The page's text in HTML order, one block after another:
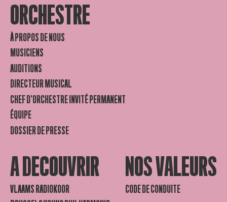
ORCHESTRE
À PROPOS DE NOUS
MUSICIENS
AUDITIONS
DIRECTEUR MUSICAL
CHEF D’ORCHESTRE INVITÉ PERMANENT
ÉQUIPE
DOSSIER DE PRESSE
A DECOUVRIR
VLAAMS RADIOKOOR
NOS VALEURS
CODE DE CONDUITE